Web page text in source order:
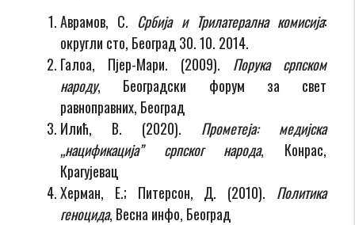
Аврамов, С. Србија и Трилатерална комисија:
округли сто, Београд 30. 10. 2014.
Галоа, Пјер-Мари. (2009). Порука српском
народу, Београдски форум за свет
равноправних, Београд
Илић, В. (2020). Прометеја: медијска
„нацификација” српског народа, Конрас,
Крагујевац
Херман, Е.; Питерсон, Д. (2010). Политика
геноцида, Весна инфо, Београд